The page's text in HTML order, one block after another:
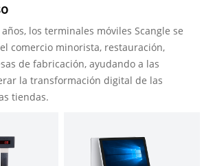
los terminales móviles Scangle se
comercio minorista, restauración,
de fabricación, ayudando a las
la transformación digital de las
tiendas.